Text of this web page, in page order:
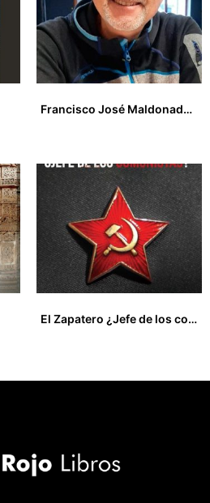
Francisco José Maldonado Jordan
El Zapatero ¿Jefe de los comunistas?